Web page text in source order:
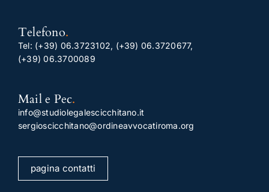
Telefono.
Tel: (+39) 06.3723102, (+39) 06.3720677,
(+39) 06.3700089
Mail e Pec.
info@studiolegalescicchitano.it
sergioscicchitano@ordineavvocatiroma.org
pagina contatti